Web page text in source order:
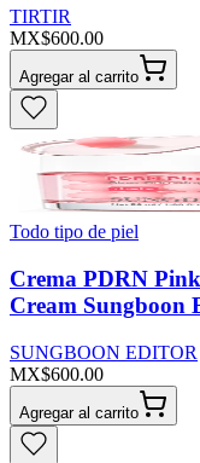
TIRTIR
MX$600.00
Agregar al carrito
Todo tipo de piel
Crema PDRN
Cream Sungboon
SUNGBOON EDITOR
MX$600.00
Agregar al carrito